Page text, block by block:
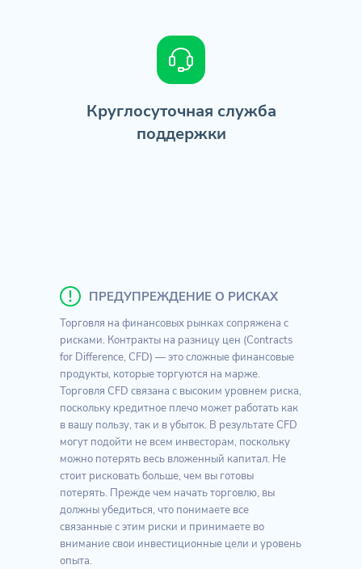
Круглосуточная служба
поддержки
ПРЕДУПРЕЖДЕНИЕ О РИСКАХ
Торговля на финансовых рынках сопряжена с
рисками. Контракты на разницу цен (Contracts
for Difference, CFD) — это сложные финансовые
продукты, которые торгуются на марже.
Торговля CFD связана с высоким уровнем риска,
поскольку кредитное плечо может работать как
в вашу пользу, так и в убыток. В результате CFD
могут подойти не всем инвесторам, поскольку
можно потерять весь вложенный капитал. Не
стоит рисковать больше, чем вы готовы
потерять. Прежде чем начать торговлю, вы
должны убедиться, что понимаете все
связанные с этим риски и принимаете во
внимание свои инвестиционные цели и уровень
опыта.